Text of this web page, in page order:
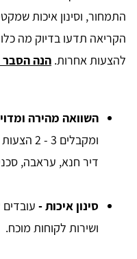
התמחור, וסינון איכות
הקריאה תדעו בדיוק מה
להצעות אחרות. הנה הסבר
השוואה מהירה
ומקבלים
דיר חנא, עראבה,
סינון איכות -
ושירות לקוחות מוכח.